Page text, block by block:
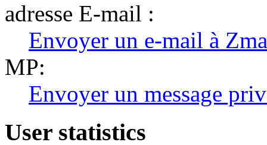
adresse E-mail :
Envoyer un e-mail à
MP:
Envoyer un message
User statistics